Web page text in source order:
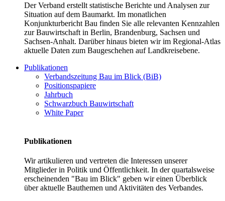
Der Verband erstellt statistische Berichte und Analysen zur
Situation auf dem Baumarkt. Im monatlichen
Konjunkturbericht Bau finden Sie alle relevanten Kennzahlen
zur Bauwirtschaft in Berlin, Brandenburg, Sachsen und
Sachsen-Anhalt. Darüber hinaus bieten wir im Regional-Atlas
aktuelle Daten zum Baugeschehen auf Landkreisebene.
Publikationen
Verbandszeitung Bau im Blick (BiB)
Positionspapiere
Jahrbuch
Schwarzbuch Bauwirtschaft
White Paper
Publikationen
Wir artikulieren und vertreten die Interessen unserer
Mitglieder in Politik und Öffentlichkeit. In der quartalsweise
erscheinenden "Bau im Blick" geben wir einen Überblick
über aktuelle Bauthemen und Aktivitäten des Verbandes.